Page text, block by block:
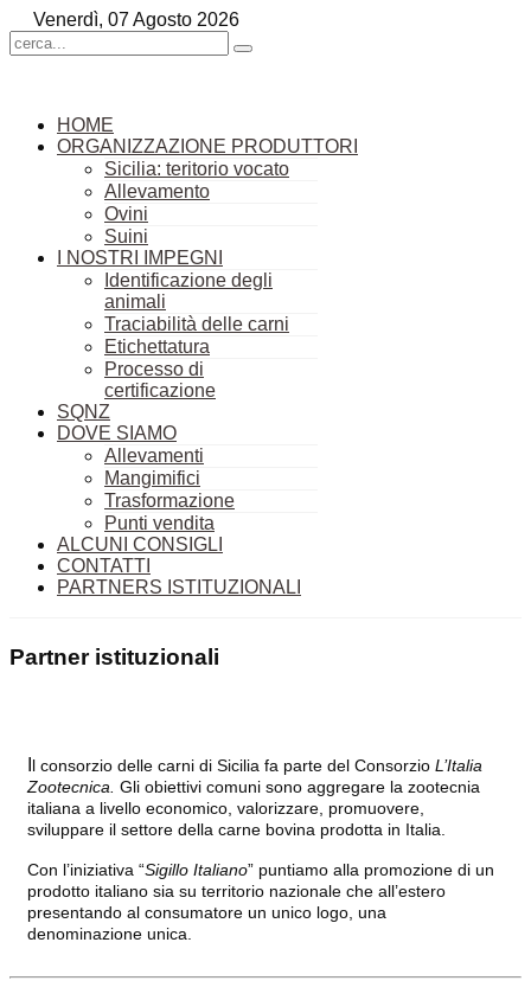
Venerdì, 07 Agosto 2026
HOME
ORGANIZZAZIONE PRODUTTORI
Sicilia: teritorio vocato
Allevamento
Ovini
Suini
I NOSTRI IMPEGNI
Identificazione degli
animali
Traciabilità delle carni
Etichettatura
Processo di
certificazione
SQNZ
DOVE SIAMO
Allevamenti
Mangimifici
Trasformazione
Punti vendita
ALCUNI CONSIGLI
CONTATTI
PARTNERS ISTITUZIONALI
Partner istituzionali
l consorzio delle carni di Sicilia fa parte del Consorzio L’Italia
Zootecnica. Gli obiettivi comuni sono aggregare la zootecnia
italiana a livello economico, valorizzare, promuovere,
sviluppare il settore della carne bovina prodotta in Italia.
Con l’iniziativa “Sigillo Italiano” puntiamo alla promozione di un
prodotto italiano sia su territorio nazionale che all’estero
presentando al consumatore un unico logo, una
denominazione unica.